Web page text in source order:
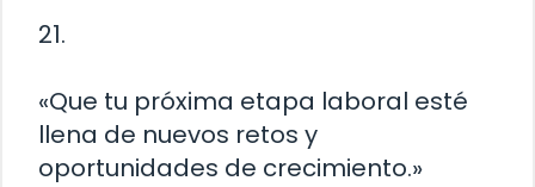
21.
«Que tu próxima etapa laboral esté
llena de nuevos retos y
oportunidades de crecimiento.»